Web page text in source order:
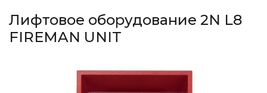
Лифтовое оборудование 2N L8
FIREMAN UNIT